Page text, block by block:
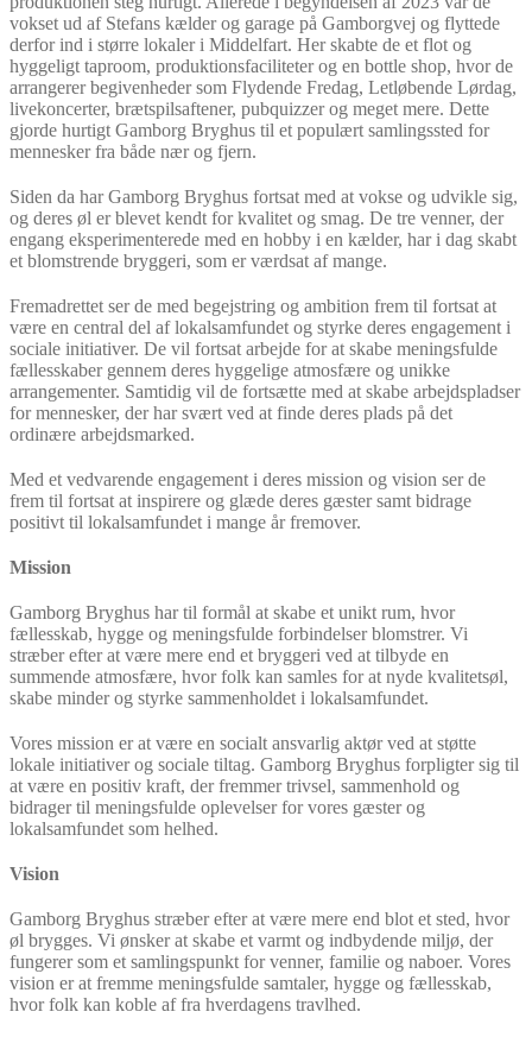
vokset ud af Stefans kælder og garage på Gamborgvej og flyttede
derfor ind i større lokaler i Middelfart. Her skabte de et flot og
hyggeligt taproom, produktionsfaciliteter og en bottle shop, hvor de
arrangerer begivenheder som Flydende Fredag, Letløbende Lørdag,
livekoncerter, brætspilsaftener, pubquizzer og meget mere. Dette
gjorde hurtigt Gamborg Bryghus til et populært samlingssted for
mennesker fra både nær og fjern.
Siden da har Gamborg Bryghus fortsat med at vokse og udvikle sig,
og deres øl er blevet kendt for kvalitet og smag. De tre venner, der
engang eksperimenterede med en hobby i en kælder, har i dag skabt
et blomstrende bryggeri, som er værdsat af mange.
Fremadrettet ser de med begejstring og ambition frem til fortsat at
være en central del af lokalsamfundet og styrke deres engagement i
sociale initiativer. De vil fortsat arbejde for at skabe meningsfulde
fællesskaber gennem deres hyggelige atmosfære og unikke
arrangementer. Samtidig vil de fortsætte med at skabe arbejdspladser
for mennesker, der har svært ved at finde deres plads på det
ordinære arbejdsmarked.
Med et vedvarende engagement i deres mission og vision ser de
frem til fortsat at inspirere og glæde deres gæster samt bidrage
positivt til lokalsamfundet i mange år fremover.
Mission
Gamborg Bryghus har til formål at skabe et unikt rum, hvor
fællesskab, hygge og meningsfulde forbindelser blomstrer. Vi
stræber efter at være mere end et bryggeri ved at tilbyde en
summende atmosfære, hvor folk kan samles for at nyde kvalitetsøl,
skabe minder og styrke sammenholdet i lokalsamfundet.
Vores mission er at være en socialt ansvarlig aktør ved at støtte
lokale initiativer og sociale tiltag. Gamborg Bryghus forpligter sig til
at være en positiv kraft, der fremmer trivsel, sammenhold og
bidrager til meningsfulde oplevelser for vores gæster og
lokalsamfundet som helhed.
Vision
Gamborg Bryghus stræber efter at være mere end blot et sted, hvor
øl brygges. Vi ønsker at skabe et varmt og indbydende miljø, der
fungerer som et samlingspunkt for venner, familie og naboer. Vores
vision er at fremme meningsfulde samtaler, hygge og fællesskab,
hvor folk kan koble af fra hverdagens travlhed.